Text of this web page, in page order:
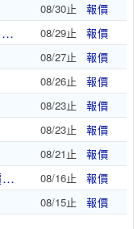
08/30止 報價
窗簾 我家2層樓的老房子重新裝修後要加裝窗簾，請.. 08/29止 報價
08/27止 報價
08/26止 報價
08/23止 報價
08/23止 報價
08/21止 報價
婴儿床 家電設備 有此需求 請協助報價給我 08/16止 報價
08/15止 報價